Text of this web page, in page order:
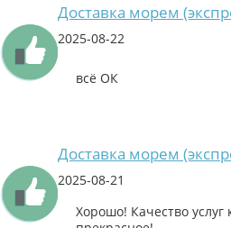
Доставка морем
2025-08-22
всё ОК
Доставка морем
2025-08-21
Хорошо! Качество услуг